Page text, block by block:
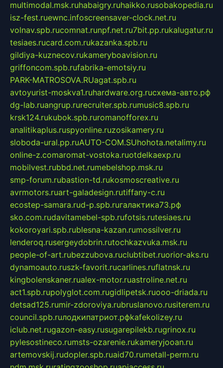
multimodal.msk.ruhabaigry.ruhaikko.rusobakopedia.ru
isz-fest.ruewnc.infoscreensaver-clock.net.ru
volnav.spb.rucomnat.runpf.net.ru7bit.pp.rukalugatur.ru
tesiaes.rucard.com.rukazanka.spb.ru
gildiya-kuznecov.rukameryboavision.ru
griffoncom.spb.rufabrika-emotsiy.ru
PARK-MATROSOVA.RUagat.spb.ru
avtoyurist-moskva1.ruhardware.org.ruсхема-авто.рф
dg-lab.ruangrup.rurecruiter.spb.rumusic8.spb.ru
krsk124.rukubok.spb.ruromanofforex.ru
analitikaplus.ruspyonline.ruzosikamery.ru
sloboda-ural.pp.ruAUTO-COM.SUhohota.netalimy.ru
online-z.comaromat-vostoka.ruotdelkaexp.ru
mobilvest.rubbd.net.rumebelshop.msk.ru
smp-forum.rubastion-td.rukosmoscreative.ru
avrmotors.ruart-galadesign.rutiffany-c.ru
ecostep-samara.rud-p.spb.ruгалактика73.рф
sko.com.rudavitamebel-spb.rufotsis.rutesiaes.ru
kokoroyari.spb.rublesna-kazan.rumossilver.ru
lenderoq.rusergeydobrin.rutochkazvuka.msk.ru
people-of-art.rubezzubova.ruclubtibet.ruorior-aks.ru
dynamoauto.ruszk-favorit.rucarlines.ruflatnsk.ru
kingbolenskaner.rualex-motor.ruastroline.net.ru
act1.spb.rupolyglot.com.rugidlipetsk.ruooo-driada.ru
detsad125.rumir-zdoroviya.rubruslanovo.rusiterem.ru
council.spb.ruлодкипатриот.рфkafekolizey.ru
iclub.net.rugazon-easy.rusugarepilekb.rugrinox.ru
pylesostineco.rumsts-ozarenie.rukameryjooan.ru
artemovskij.rudopler.spb.ruaid70.rumetall-perm.ru